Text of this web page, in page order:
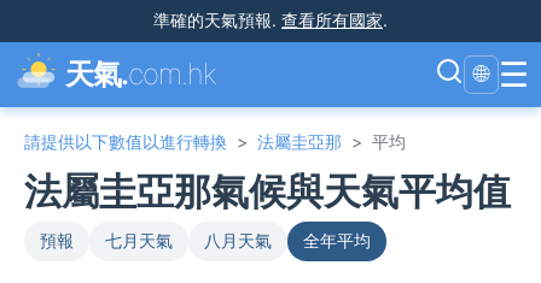
準確的天氣預報. 查看所有國家.
天氣.com.hk 🌐 ☰
請提供以下數值以進行轉換 > 法屬圭亞那 > 平均
法屬圭亞那氣候與天氣平均值
預報 七月天氣 八月天氣 全年平均